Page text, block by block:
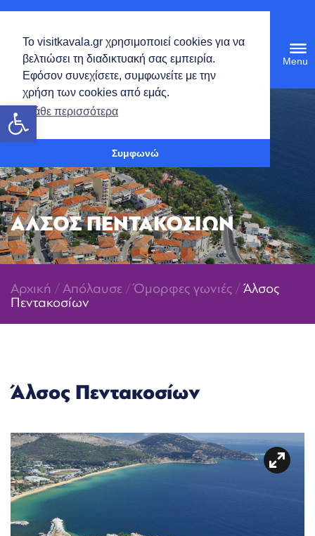
Το visitkavala.gr χρησιμοποιεί cookies για να
βελτιώσει τη διαδικτυακή σας εμπειρία.
Εφόσον συνεχίσετε, συμφωνείτε με την
χρήση των cookies από εμάς.
Μάθε περισσότερα
Συμφωνώ
Ανοίξτε τη γραμμή εργαλείων
ΑΛΣΟΣ ΠΕΝΤΑΚΟΣΙΩΝ
Αρχική / Απόλαυσε / Όμορφες γωνιές / Άλσος
Πεντακοσίων
Άλσος Πεντακοσίων